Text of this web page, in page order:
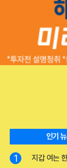
인기
1 지갑 여는